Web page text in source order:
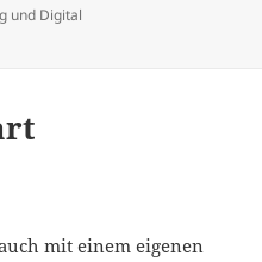
und Digital
und mehr
mit einem eigenen